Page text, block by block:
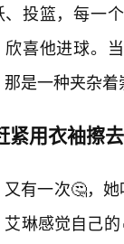
、投篮，每一
欣喜他进球。
那是一种夹杂着
紧用衣袖擦
又有一次🤔，
艾琳感觉自己